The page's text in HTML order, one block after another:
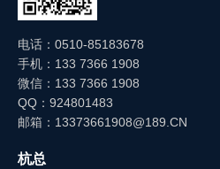
电话：0510-85183678
手机：133 7366 1908
微信：133 7366 1908
QQ：924801483
邮箱：13373661908@189.CN
杭总